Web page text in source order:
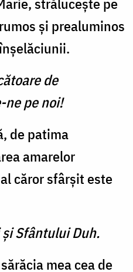
strălucește pe
și prealuminos
de
ne pe noi!
de patima
amarelor
căror sfârșit este
Sfântului Duh.
mea cea de